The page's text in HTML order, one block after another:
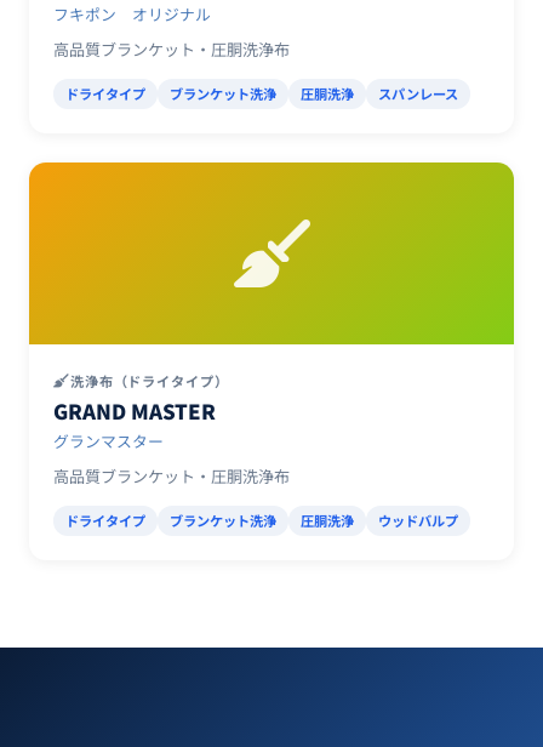
フキポン オリジナル
高品質ブランケット・圧胴洗浄布
ドライタイプ ブランケット洗浄 圧胴洗浄 スパンレース
洗浄布（ドライタイプ）
GRAND MASTER
グランマスター
高品質ブランケット・圧胴洗浄布
ドライタイプ ブランケット洗浄 圧胴洗浄 ウッドバルプ